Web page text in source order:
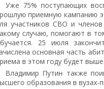
Уже 75% поступающих
приемную кампанию
участников СВО и
случаю, помогают в
25 июля
основная часть
в этом году будет выше.
Владимир Путин также
образования в вузах-